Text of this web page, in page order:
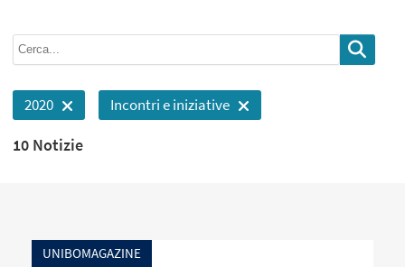
2020 Incontri e iniziative
10 Notizie
UNIBOMAGAZINE